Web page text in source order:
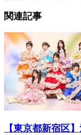
関連記事
【東京都新宿区